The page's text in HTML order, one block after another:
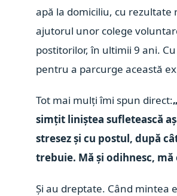
apă la domiciliu, cu rezultate
ajutorul unor colege
postitorilor, în ultimii 9 ani.
pentru a parcurge această
Tot mai mulți îmi spun direct:
simțit liniștea sufletească
stresez și cu postul, după
trebuie. Mă și odihnesc,
Și au dreptate. Când mintea